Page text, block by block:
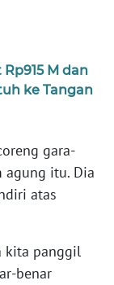
M dan
ke Tangan
gara-
agung itu. Dia
atas
kita panggil
benar